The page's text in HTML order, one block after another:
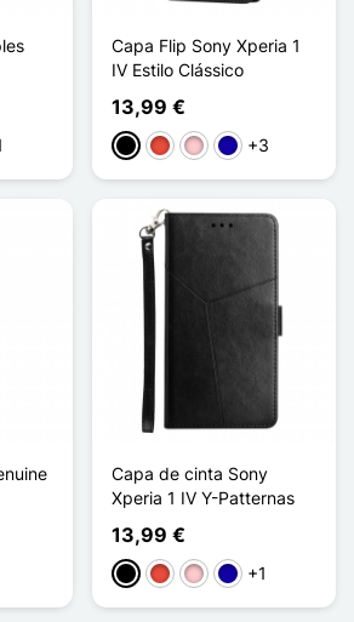
Capa Flip Sony Xperia 1
IV Estilo Clássico
13,99 €
PretoVermelho
RosaAzul Escuro
+3
Capa de cinta Sony
Xperia 1 IV Y-Patternas
13,99 €
PretoVermelho
RosaAzul Escuro
+1